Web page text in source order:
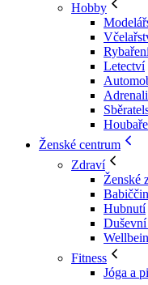
Hobby
Letectví
Ženské centrum
Zdraví
Ženské
Hubnutí
Fitness
Jóga a